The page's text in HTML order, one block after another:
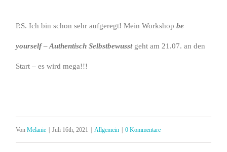
P.S. Ich bin schon sehr aufgeregt! Mein Workshopbe
yourself – Authentisch Selbstbewusstgeht am 21.07. an den
Start – es wird mega!!!
VonMelanie | Juli 16th, 2021 | Allgemein | 0 Kommentare